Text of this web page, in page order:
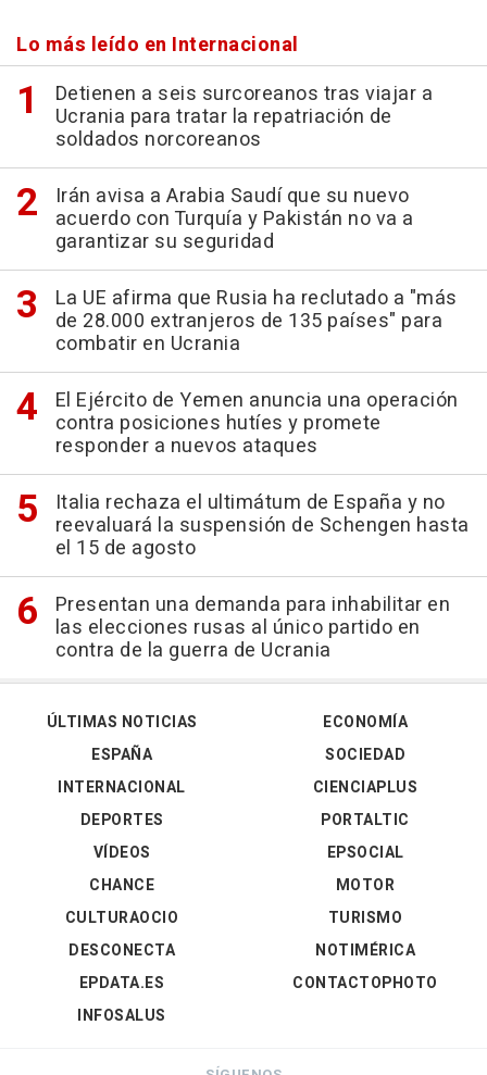
Lo más leído en Internacional
Detienen a seis surcoreanos tras viajar a
Ucrania para tratar la repatriación de
soldados norcoreanos
Irán avisa a Arabia Saudí que su nuevo
acuerdo con Turquía y Pakistán no va a
garantizar su seguridad
La UE afirma que Rusia ha reclutado a "más
de 28.000 extranjeros de 135 países" para
combatir en Ucrania
El Ejército de Yemen anuncia una operación
contra posiciones hutíes y promete
responder a nuevos ataques
Italia rechaza el ultimátum de España y no
reevaluará la suspensión de Schengen hasta
el 15 de agosto
Presentan una demanda para inhabilitar en
las elecciones rusas al único partido en
contra de la guerra de Ucrania
ÚLTIMAS NOTICIAS
ESPAÑA
INTERNACIONAL
DEPORTES
VÍDEOS
ECONOMÍA
SOCIEDAD
CIENCIAPLUS
PORTALTIC
EPSOCIAL
CHANCE
CULTURAOCIO
DESCONECTA
EPDATA.ES
INFOSALUS
MOTOR
TURISMO
NOTIMÉRICA
CONTACTOPHOTO